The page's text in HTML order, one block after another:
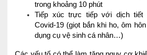
Các gói khám sức khỏe
Gói khám sức khỏe cá nhân định kỳ
trong khoảng 10 phút
Tiếp xúc trực tiếp với dịch tiết
Covid-19 (giọt bắn khi ho, ôm
dụng cụ vệ sinh cá nhân…)